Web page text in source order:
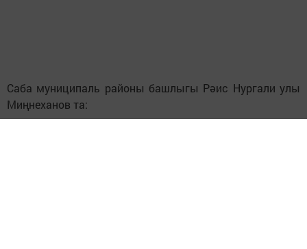
Саба муниципаль районы башлыгы Рәис Нургали улы
Миңнеханов та: